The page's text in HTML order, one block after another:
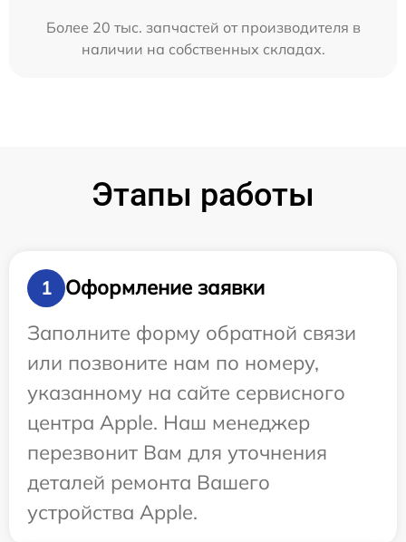
Более 20 тыс. запчастей от производителя в
наличии на собственных складах.
Этапы работы
1
Оформление заявки
Заполните форму обратной связи
или позвоните нам по номеру,
указанному на сайте сервисного
центра Apple. Наш менеджер
перезвонит Вам для уточнения
деталей ремонта Вашего
устройства Apple.